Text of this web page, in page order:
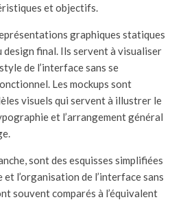
et objectifs.
graphiques statiques
design final. Ils servent à visualiser
de l’interface sans se
Les mockups sont
visuels qui servent à illustrer le
et l’arrangement général
sont des esquisses simplifiées
l’organisation de l’interface sans
souvent comparés à l’équivalent